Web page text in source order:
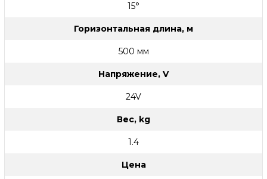
15°
Горизонтальная длина, м
500 мм
Напряжение, V
24V
Вес, kg
1.4
Цена